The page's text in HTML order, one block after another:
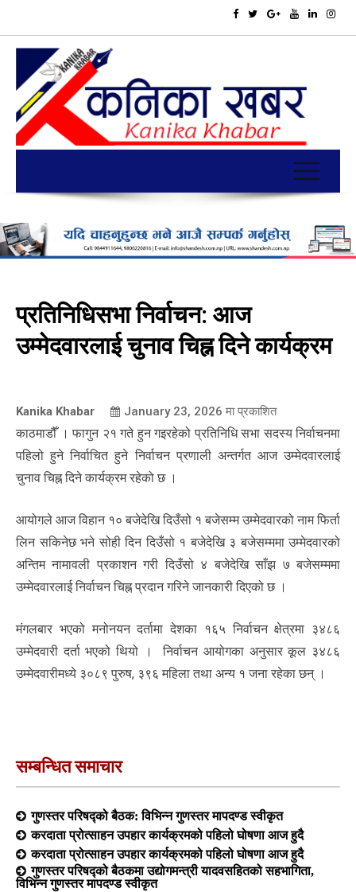
प्रतिनिधिसभा निर्वाचन: आज
उम्मेदवारलाई चुनाव चिह्न दिने कार्यक्रम
Kanika Khabar January 23, 2026 मा प्रकाशित
काठमाडौँ । फागुन २१ गते हुन गइरहेको प्रतिनिधि सभा सदस्य निर्वाचनमा
पहिलो हुने निर्वाचित हुने निर्वाचन प्रणाली अन्तर्गत आज उम्मेदवारलाई
चुनाव चिह्न दिने कार्यक्रम रहेको छ ।
आयोगले आज विहान १० बजेदेखि दिउँसो १ बजेसम्म उम्मेदवारको नाम फिर्ता
लिन सकिनेछ भने सोही दिन दिउँसो १ बजेदेखि ३ बजेसम्ममा उम्मेदवारको
अन्तिम नामावली प्रकाशन गरी दिउँसो ४ बजेदेखि साँझ ७ बजेसम्ममा
उम्मेदवारलाई निर्वाचन चिह्न प्रदान गरिने जानकारी दिएको छ ।
मंगलबार भएको मनोनयन दर्तामा देशका १६५ निर्वाचन क्षेत्रमा ३४८६
उम्मेदवारी दर्ता भएको थियो । निर्वाचन आयोगका अनुसार कूल ३४८६
उम्मेदवारीमध्ये ३०८९ पुरुष, ३९६ महिला तथा अन्य १ जना रहेका छन् ।
सम्बन्धित समाचार
गुणस्तर परिषद्को बैठक: विभिन्न गुणस्तर मापदण्ड स्वीकृत
करदाता प्रोत्साहन उपहार कार्यक्रमको पहिलो घोषणा आज हुदै
करदाता प्रोत्साहन उपहार कार्यक्रमको पहिलो घोषणा आज हुदै
गुणस्तर परिषद्को बैठकमा उद्योगमन्त्री यादवसहितको सहभागिता,
विभिन्न गुणस्तर मापदण्ड स्वीकृत